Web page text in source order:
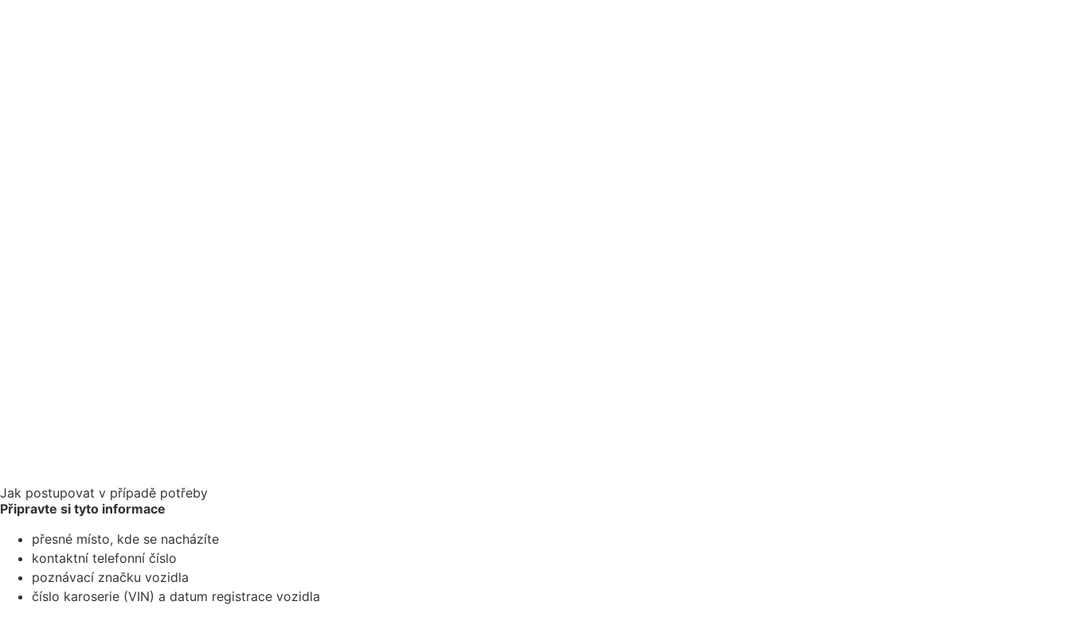
Jak postupovat v případě potřeby
Připravte si tyto informace
přesné místo, kde se nacházíte
kontaktní telefonní číslo
poznávací značku vozidla
číslo karoserie (VIN) a datum registrace vozidla